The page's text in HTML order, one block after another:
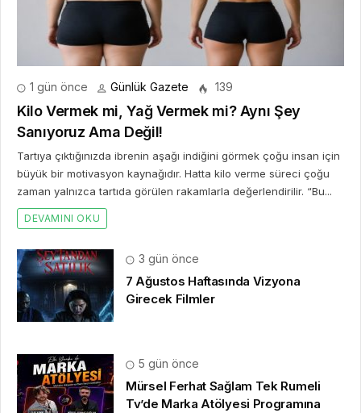
1 gün önce Günlük Gazete 139
Kilo Vermek mi, Yağ Vermek mi? Aynı Şey
Sanıyoruz Ama Değil!
Tartıya çıktığınızda ibrenin aşağı indiğini görmek çoğu insan için
büyük bir motivasyon kaynağıdır. Hatta kilo verme süreci çoğu
zaman yalnızca tartıda görülen rakamlarla değerlendirilir. “Bu...
DEVAMINI OKU
3 gün önce
7 Ağustos Haftasında Vizyona
Girecek Filmler
5 gün önce
Mürsel Ferhat Sağlam Tek Rumeli
Tv’de Marka Atölyesi Programına